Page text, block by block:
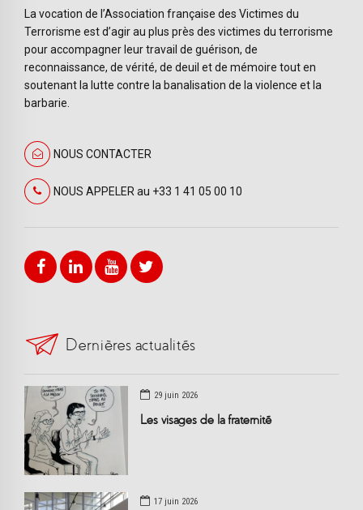
La vocation de l’Association française des Victimes du
Terrorisme est d’agir au plus près des victimes du terrorisme
pour accompagner leur travail de guérison, de
reconnaissance, de vérité, de deuil et de mémoire tout en
soutenant la lutte contre la banalisation de la violence et la
barbarie.
NOUS CONTACTER
NOUS APPELER au +33 1 41 05 00 10
Dernières actualités
29 juin 2026
Les visages de la fraternité
17 juin 2026